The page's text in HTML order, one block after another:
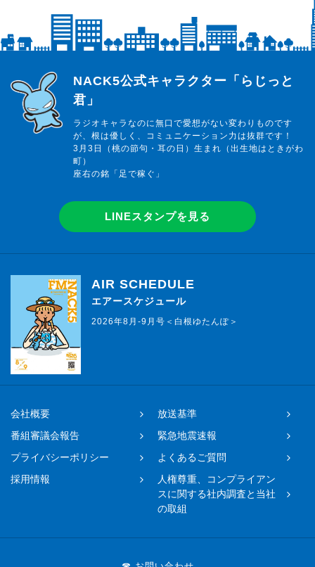
らじっと君
NACK5公式キャラクター「らじっと
君」
ラジオキャラなのに無口で愛想がない変わりものです
が、根は優しく、コミュニケーション力は抜群です！
3月3日（桃の節句・耳の日）生まれ（出生地はときがわ
町）
座右の銘「足で稼ぐ」
LINEスタンプを見る
AIR SCHEDULE
エアースケジュール
2026年8月-9月号＜白根ゆたんぽ＞
会社概要
放送基準
番組審議会報告
緊急地震速報
プライバシーポリシー
よくあるご質問
採用情報
人権尊重、コンプライアン
スに関する社内調査と当社
の取組